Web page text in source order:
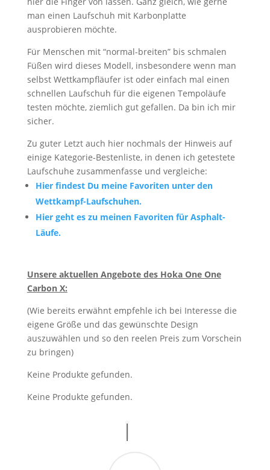
man einen Laufschuh mit Karbonplatte
ausprobieren möchte.
Für Menschen mit “normal-breiten” bis schmalen
Füßen wird dieses Modell, insbesondere wenn man
selbst Wettkampfläufer ist oder einfach mal einen
schnellen Laufschuh für die eigenen Tempoläufe
testen möchte, ziemlich gut gefallen. Da bin ich mir
sicher.
Zu guter Letzt auch hier nochmals der Hinweis auf
einige Kategorie-Bestenliste, in denen ich getestete
Laufschuhe zusammenfasse und vergleiche:
Hier findest Du meine Favoriten unter den
Wettkampf-Laufschuhen.
Hier geht es zu meinen Favoriten für Asphalt-
Läufe.
Unsere aktuellen Angebote des Hoka One One
Carbon X:
(Wie bereits erwähnt empfehle ich bei Interesse die
eigene Größe und das gewünschte Design
auszuwählen und so den reelen Preis zum Vorschein
zu bringen)
Keine Produkte gefunden.
Keine Produkte gefunden.